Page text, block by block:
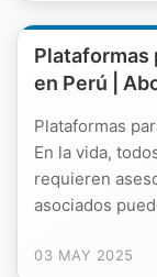
Plataformas
en Perú |
Plataformas
En la vida,
requieren
asociados
03 MAY 2025